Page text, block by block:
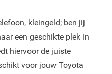
kleingeld; ben jij
een geschikte plek in
hiervoor de juiste
voor jouw Toyota